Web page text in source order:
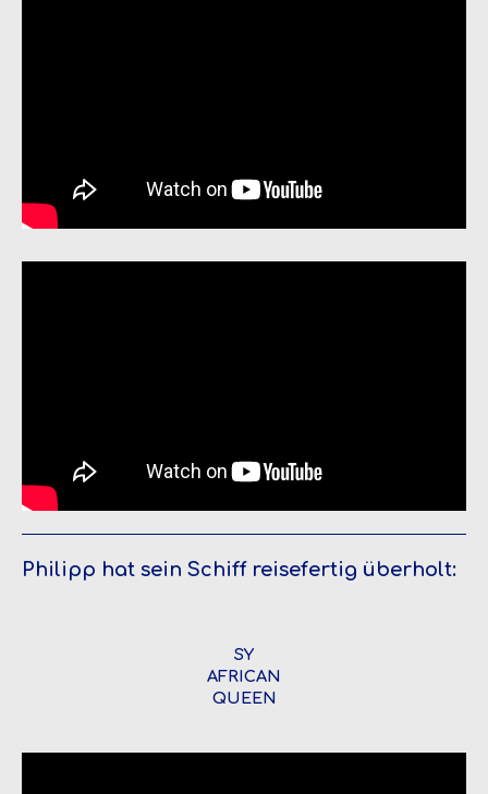
Philipp hat sein Schiff reisefertig überholt:
SY
AFRICAN
QUEEN